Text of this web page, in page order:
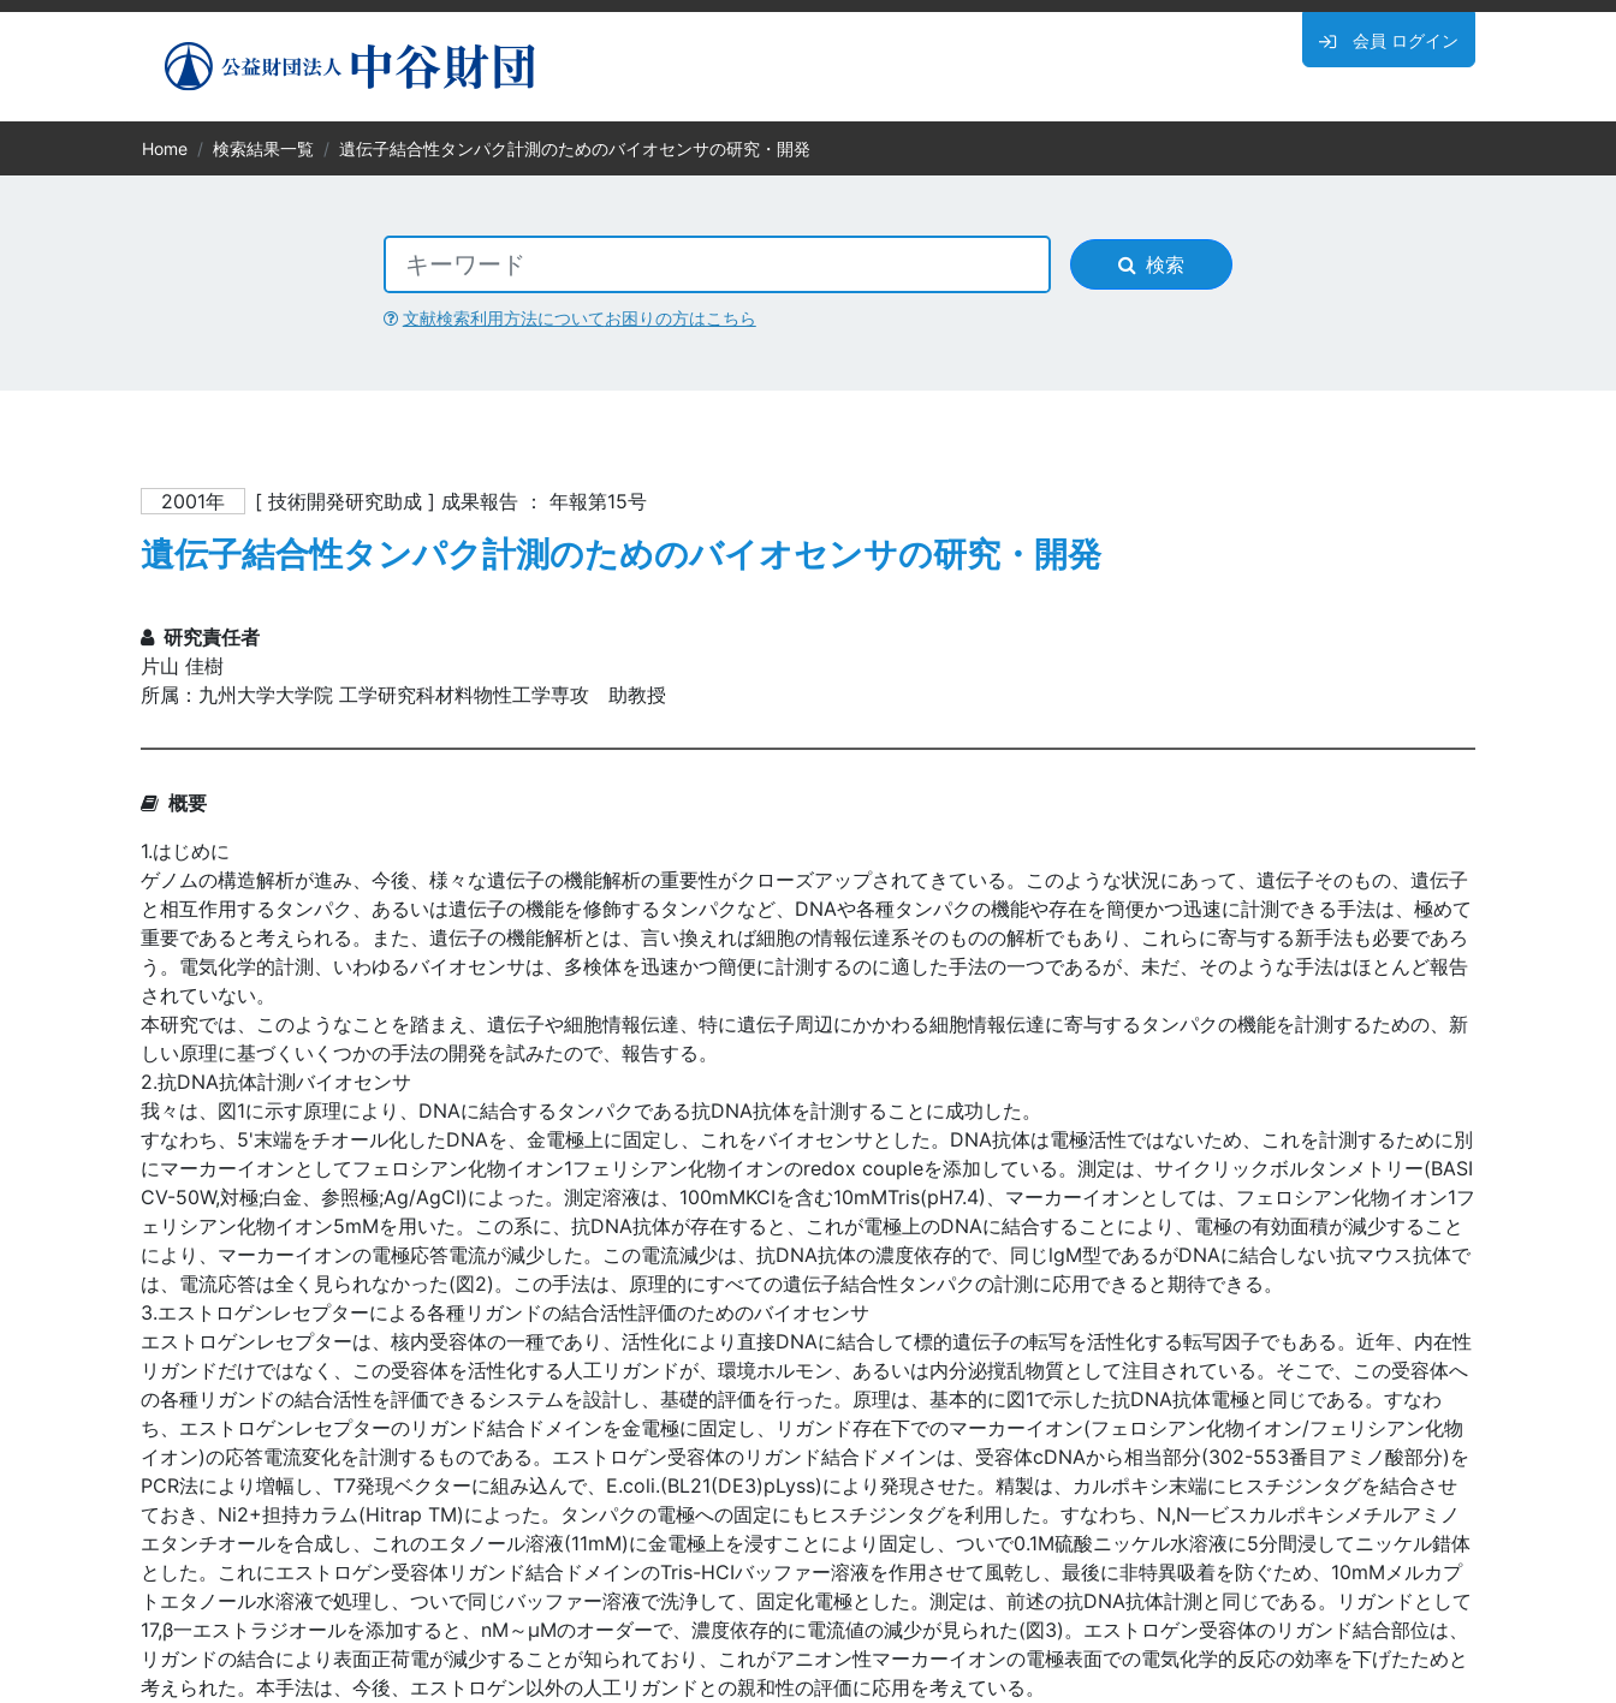
会員 ログイン
Home 検索結果一覧 遺伝子結合性タンパク計測のためのバイオセンサの研究・開発
検索
文献検索利用方法についてお困りの方はこちら
2001年 [ 技術開発研究助成 ] 成果報告 ： 年報第15号
遺伝子結合性タンパク計測のためのバイオセンサの研究・開発
研究責任者
片山 佳樹
所属：九州大学大学院 工学研究科材料物性工学専攻 助教授
概要
1.はじめに
ゲノムの構造解析が進み、今後、様々な遺伝子の機能解析の重要性がクローズアップされてきている。このような状況にあって、遺伝子そのもの、遺伝子
と相互作用するタンパク、あるいは遺伝子の機能を修飾するタンパクなど、DNAや各種タンパクの機能や存在を簡便かつ迅速に計測できる手法は、極めて
重要であると考えられる。また、遺伝子の機能解析とは、言い換えれば細胞の情報伝達系そのものの解析でもあり、これらに寄与する新手法も必要であろ
う。電気化学的計測、いわゆるバイオセンサは、多検体を迅速かつ簡便に計測するのに適した手法の一つであるが、未だ、そのような手法はほとんど報告
されていない。
本研究では、このようなことを踏まえ、遺伝子や細胞情報伝達、特に遺伝子周辺にかかわる細胞情報伝達に寄与するタンパクの機能を計測するための、新
しい原理に基づくいくつかの手法の開発を試みたので、報告する。
2.抗DNA抗体計測バイオセンサ
我々は、図1に示す原理により、DNAに結合するタンパクである抗DNA抗体を計測することに成功した。
すなわち、5'末端をチオール化したDNAを、金電極上に固定し、これをバイオセンサとした。DNA抗体は電極活性ではないため、これを計測するために別
にマーカーイオンとしてフェロシアン化物イオン1フェリシアン化物イオンのredox coupleを添加している。測定は、サイクリックボルタンメトリー(BASI
CV-50W,対極;白金、参照極;Ag/AgCI)によった。測定溶液は、100mMKCIを含む10mMTris(pH7.4)、マーカーイオンとしては、フェロシアン化物イオン1フ
ェリシアン化物イオン5mMを用いた。この系に、抗DNA抗体が存在すると、これが電極上のDNAに結合することにより、電極の有効面積が減少すること
により、マーカーイオンの電極応答電流が減少した。この電流減少は、抗DNA抗体の濃度依存的で、同じlgM型であるがDNAに結合しない抗マウス抗体で
は、電流応答は全く見られなかった(図2)。この手法は、原理的にすべての遺伝子結合性タンパクの計測に応用できると期待できる。
3.エストロゲンレセプターによる各種リガンドの結合活性評価のためのバイオセンサ
エストロゲンレセプターは、核内受容体の一種であり、活性化により直接DNAに結合して標的遺伝子の転写を活性化する転写因子でもある。近年、内在性
リガンドだけではなく、この受容体を活性化する人工リガンドが、環境ホルモン、あるいは内分泌撹乱物質として注目されている。そこで、この受容体へ
の各種リガンドの結合活性を評価できるシステムを設計し、基礎的評価を行った。原理は、基本的に図1で示した抗DNA抗体電極と同じである。すなわ
ち、エストロゲンレセプターのリガンド結合ドメインを金電極に固定し、リガンド存在下でのマーカーイオン(フェロシアン化物イオン/フェリシアン化物
イオン)の応答電流変化を計測するものである。エストロゲン受容体のリガンド結合ドメインは、受容体cDNAから相当部分(302-553番目アミノ酸部分)を
PCR法により増幅し、T7発現ベクターに組み込んで、E.coli.(BL21(DE3)pLyss)により発現させた。精製は、カルポキシ末端にヒスチジンタグを結合させ
ておき、Ni2+担持カラム(Hitrap TM)によった。タンパクの電極への固定にもヒスチジンタグを利用した。すなわち、N,N一ビスカルポキシメチルアミノ
エタンチオールを合成し、これのエタノール溶液(11mM)に金電極上を浸すことにより固定し、ついで0.1M硫酸ニッケル水溶液に5分間浸してニッケル錯体
とした。これにエストロゲン受容体リガンド結合ドメインのTris-HCIバッファー溶液を作用させて風乾し、最後に非特異吸着を防ぐため、10mMメルカプ
トエタノール水溶液で処理し、ついで同じバッファー溶液で洗浄して、固定化電極とした。測定は、前述の抗DNA抗体計測と同じである。リガンドとして
17,β一エストラジオールを添加すると、nM～μMのオーダーで、濃度依存的に電流値の減少が見られた(図3)。エストロゲン受容体のリガンド結合部位は、
リガンドの結合により表面正荷電が減少することが知られており、これがアニオン性マーカーイオンの電極表面での電気化学的反応の効率を下げたためと
考えられた。本手法は、今後、エストロゲン以外の人工リガンドとの親和性の評価に応用を考えている。